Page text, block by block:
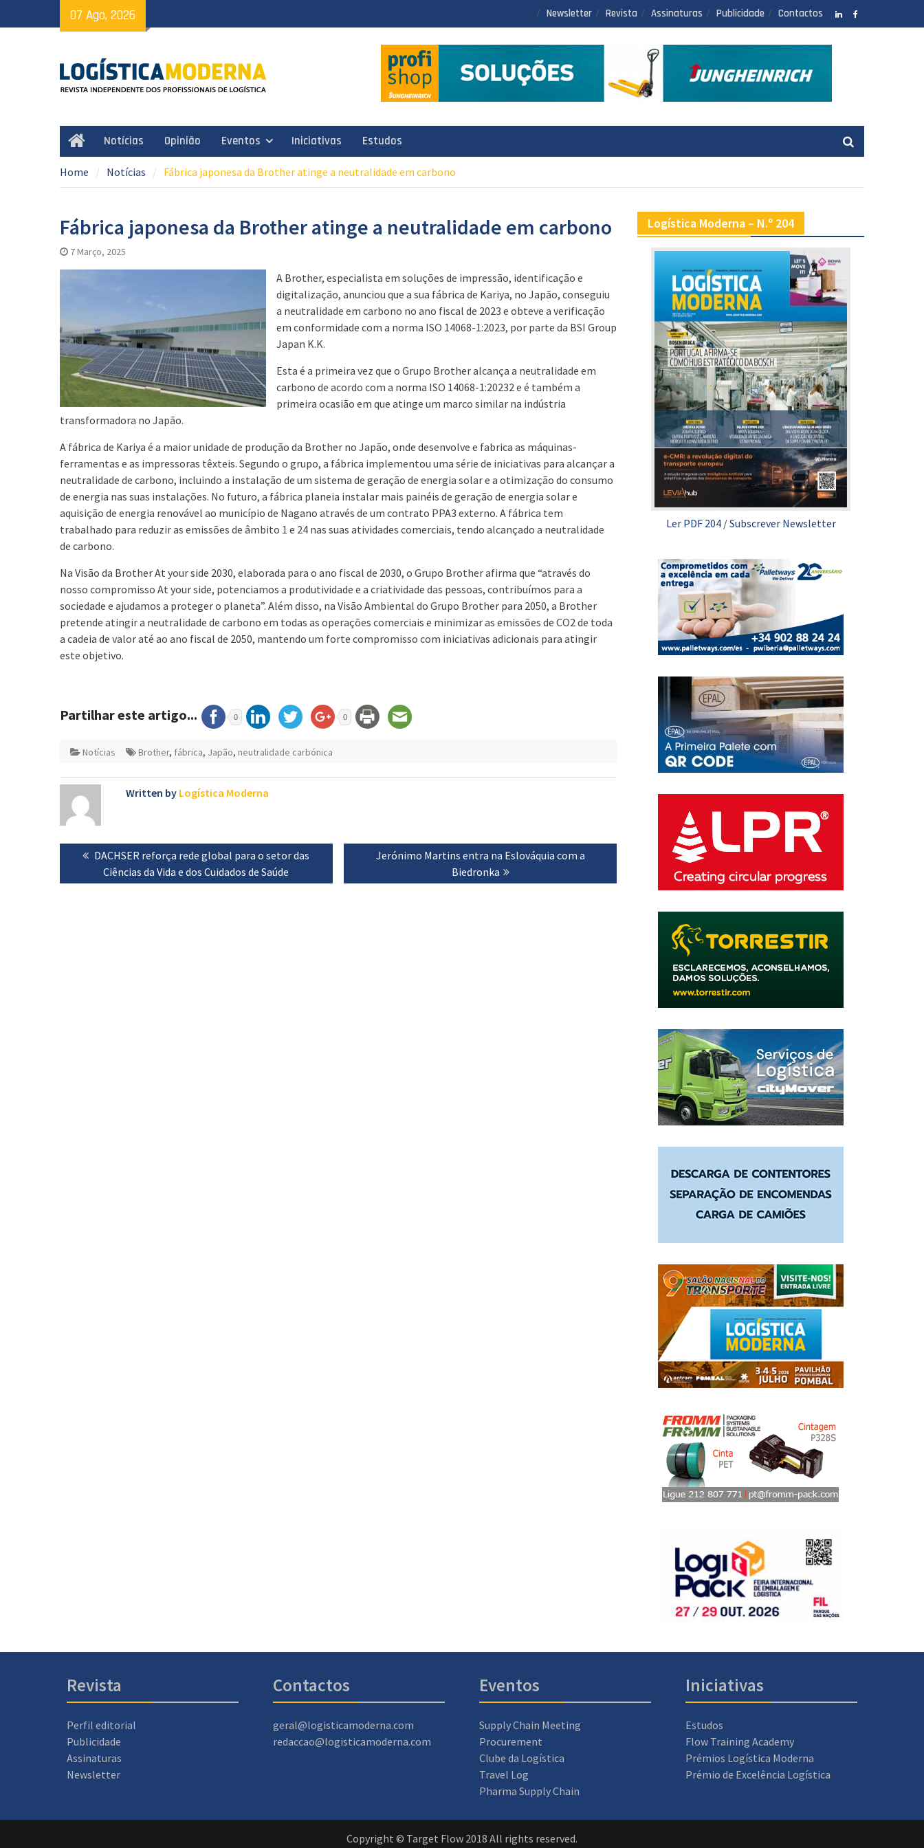
to
07 Ago, 2026 Newsletter Revista Assinaturas Publicidade Contactos
HomeNotícias Opinião Eventos Iniciativas Estudos
Home Notícias Fábrica japonesa da Brother atinge a neutralidade em carbono
Fábrica japonesa da Brother atinge a neutralidade em carbono
7 Março, 2025
A Brother, especialista em soluções de impressão, identificação e
digitalização, anunciou que a sua fábrica de Kariya, no Japão, conseguiu
a neutralidade em carbono no ano fiscal de 2023 e obteve a verificação
em conformidade com a norma ISO 14068-1:2023, por parte da BSI Group
Japan K.K.
Esta é a primeira vez que o Grupo Brother alcança a neutralidade em
carbono de acordo com a norma ISO 14068-1:20232 e é também a
primeira ocasião em que atinge um marco similar na indústria
transformadora no Japão.
A fábrica de Kariya é a maior unidade de produção da Brother no Japão, onde desenvolve e fabrica as máquinas-
ferramentas e as impressoras têxteis. Segundo o grupo, a fábrica implementou uma série de iniciativas para alcançar a
neutralidade de carbono, incluindo a instalação de um sistema de geração de energia solar e a otimização do consumo
de energia nas suas instalações. No futuro, a fábrica planeia instalar mais painéis de geração de energia solar e
aquisição de energia renovável ao município de Nagano através de um contrato PPA3 externo. A fábrica tem
trabalhado para reduzir as emissões de âmbito 1 e 24 nas suas atividades comerciais, tendo alcançado a neutralidade
de carbono.
Na Visão da Brother At your side 2030, elaborada para o ano fiscal de 2030, o Grupo Brother afirma que “através do
nosso compromisso At your side, potenciamos a produtividade e a criatividade das pessoas, contribuímos para a
sociedade e ajudamos a proteger o planeta”. Além disso, na Visão Ambiental do Grupo Brother para 2050, a Brother
pretende atingir a neutralidade de carbono em todas as operações comerciais e minimizar as emissões de CO2 de toda
a cadeia de valor até ao ano fiscal de 2050, mantendo um forte compromisso com iniciativas adicionais para atingir
este objetivo.
Partilhar este artigo... 0 0
Notícias Brother, fábrica, Japão, neutralidade carbónica
Written by Logística Moderna
Navegação
artigos
Previous
post:
DACHSER reforça rede global para o setor das
Ciências da Vida e dos Cuidados de Saúde
Next
Jerónimo Martins entra na Eslováquia com a
Biedronka
Logística Moderna – N.º 204
Ler PDF 204/Subscrever Newsletter
Revista
Perfil editorial
Publicidade
Assinaturas
Newsletter
Contactos
geral@logisticamoderna.com
redaccao@logisticamoderna.com
Eventos
Supply Chain Meeting
Procurement
Clube da Logística
Travel Log
Pharma Supply Chain
Iniciativas
Estudos
Flow Training Academy
Prémios Logística Moderna
Prémio de Excelência Logística
Copyright © Target Flow 2018 All rights reserved.